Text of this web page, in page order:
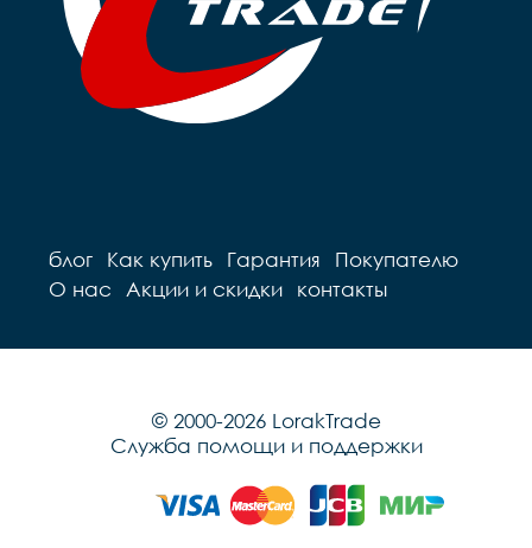
блог Как купить Гарантия
Покупателю
О нас
Акции и скидки контакты
© 2000-2026 LorakTrade
Служба помощи и поддержки